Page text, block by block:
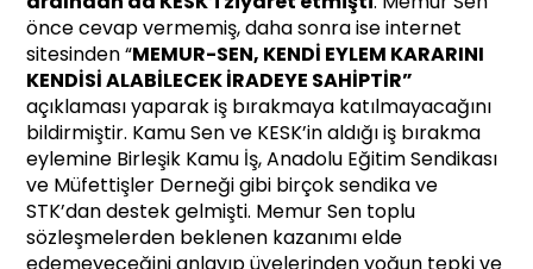
önce cevap vermemiş, daha sonra ise internet
sitesinden “MEMUR-SEN, KENDİ EYLEM KARARINI
KENDİSİ ALABİLECEK İRADEYE SAHİPTİR”
açıklaması yaparak iş bırakmaya katılmayacağını
bildirmiştir. Kamu Sen ve KESK’in aldığı iş bırakma
eylemine Birleşik Kamu İş, Anadolu Eğitim Sendikası
ve Müfettişler Derneği gibi birçok sendika ve
STK’dan destek gelmişti. Memur Sen toplu
sözleşmelerden beklenen kazanımı elde